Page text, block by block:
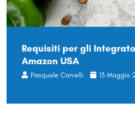
Requisiti per gli
Amazon USA
Pasquale Carvelli 13 Maggio